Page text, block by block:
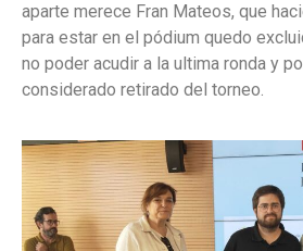
aparte merece Fran Mateos, que
para estar en el pódium quedo
no poder acudir a la ultima ronda y
considerado retirado del torneo.